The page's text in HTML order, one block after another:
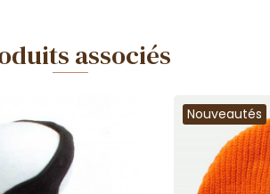
associés
Nouveautés